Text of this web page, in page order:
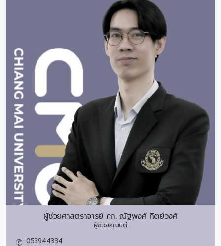
ผู้ช่วยศาสตราจารย์ ภก. ณัฐพงศ์ ทิตย์วงศ์
ผู้ช่วยคณบดี
053944334